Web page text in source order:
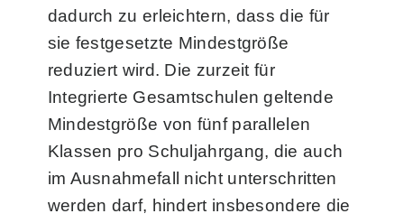
dadurch zu erleichtern, dass die für
sie festgesetzte Mindest­größe
reduziert wird. Die zurzeit für
Integrierte Gesamtschulen geltende
Mindestgröße von fünf parallelen
Klassen pro Schuljahrgang, die auch
im Ausnahmefall nicht unterschritten
werden darf, hindert insbesondere die